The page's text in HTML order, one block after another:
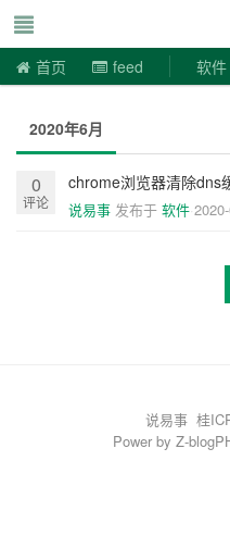
首页 feed 软件
2020年6月
0
评论
chrome浏览器清除dns
说易事 发布于 软件
说易事 桂
Power by Z-